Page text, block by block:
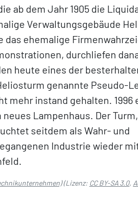
ab dem Jahr 1905 die
Verwaltungsgebäude
ehemalige
durchliefen
heute eines der
genannte Pseudo-
mehr instand gehalten. 1996
Lampenhaus. Der
seitdem als Wahr- und
Industrie wieder
(Lizenz: CC BY-SA 3.0,